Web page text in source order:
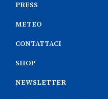
PRESS
METEO
CONTATTACI
SHOP
NEWSLETTER